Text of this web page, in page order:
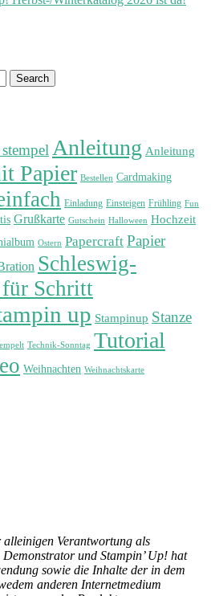
Anleitung Anleitung
Papier Bestellen Cardmaking
Einladung Einsteigen Frühling Fun
Grußkarte Gutschein Halloween Hochzeit
Ostern Papercraft Papier
Schleswig-
Schritt
up Stampinup Stanze
Technik-Sonntag Tutorial
Weihnachten Weihnachtskarte
Verantwortung als
und Stampin’ Up! hat
sowie die Inhalte der in dem
anderen Internetmedium